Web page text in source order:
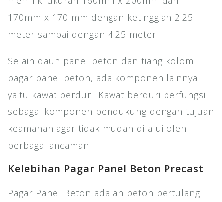
170mm x 170 mm dengan ketinggian 2.25
meter sampai dengan 4.25 meter.
Selain daun panel beton dan tiang kolom
pagar panel beton, ada komponen lainnya
yaitu kawat berduri. Kawat berduri berfungsi
sebagai komponen pendukung dengan tujuan
keamanan agar tidak mudah dilalui oleh
berbagai ancaman.
Kelebihan Pagar Panel Beton Precast
Pagar Panel Beton adalah beton bertulang